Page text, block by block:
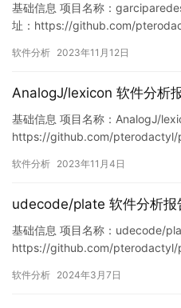
基础信息 项目名称：
址：https://github.com/
7056/1723434396899299328
软件分析 2023年11月12日
AnalogJ/lexicon 软件分析
基础信息 项目名称：AnalogJ/
https://github.com/pterodactyl/
98400/1720559691809341440
软件分析 2023年11月4日
udecode/plate 软件分析报
基础信息 项目名称：udecode/
https://github.com/pterodactyl/
64032/1765643976521043968
软件分析 2024年3月7日